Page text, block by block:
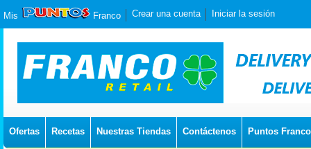
Mis Franco Crear una cuenta Iniciar la sesión
Ofertas Recetas Nuestras Tiendas Contáctenos Puntos Franco